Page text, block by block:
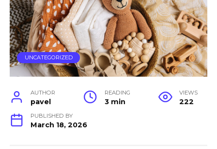
UNCATEGORIZED
AUTHOR
pavel
READING
3 min
VIEWS
222
PUBLISHED BY
March 18, 2026